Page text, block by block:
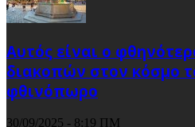
Αυτός είναι ο
διακοπών στον κόσμο
φθινόπωρο
30/09/2025 - 8:19 ΠΜ